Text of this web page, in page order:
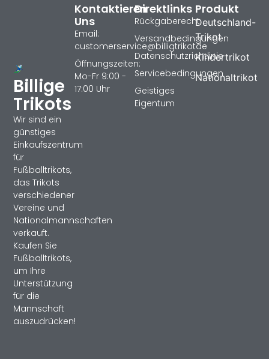
Billige
Trikots
Wir sind ein
günstiges
Einkaufszentrum
für
Fußballtrikots,
das Trikots
verschiedener
Vereine und
Nationalmannschaften
verkauft.
Kaufen Sie
Fußballtrikots,
um Ihre
Unterstützung
für die
Mannschaft
auszudrücken!
Produkt
Deutschland-
Trikot
Kindertrikot
Nationaltrikot
Direktlinks
Rückgaberecht
Versandbedingungen
Datenschutzrichtlinie
Servicebedingungen
Geistiges
Eigentum
Kontaktieren
Uns
Email:
customerservice@billigtrikotde
Öffnungszeiten:
Mo-Fr 9:00 -
17:00 Uhr